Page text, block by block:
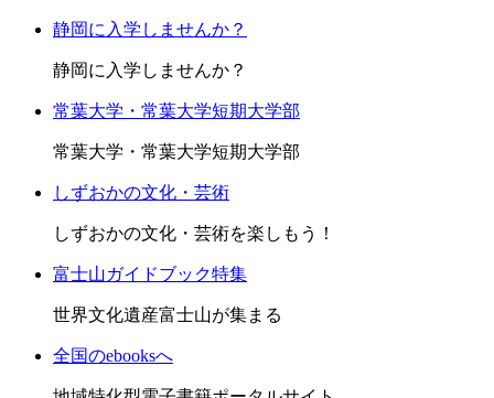
静岡に入学しませんか？
静岡に入学しませんか？
常葉大学・常葉大学短期大学部
常葉大学・常葉大学短期大学部
しずおかの文化・芸術
しずおかの文化・芸術を楽しもう！
富士山ガイドブック特集
世界文化遺産富士山が集まる
全国のebooksへ